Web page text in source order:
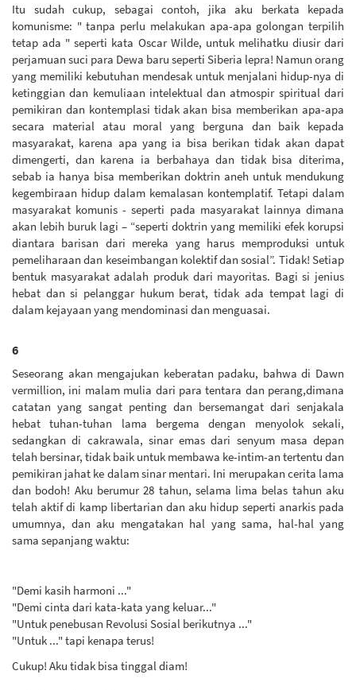
Itu sudah cukup, sebagai contoh, jika aku berkata kepada
komunisme: " tanpa perlu melakukan apa-apa golongan terpilih
tetap ada " seperti kata Oscar Wilde, untuk melihatku diusir dari
perjamuan suci para Dewa baru seperti Siberia lepra! Namun orang
yang memiliki kebutuhan mendesak untuk menjalani hidup-nya di
ketinggian dan kemuliaan intelektual dan atmospir spiritual dari
pemikiran dan kontemplasi tidak akan bisa memberikan apa-apa
secara material atau moral yang berguna dan baik kepada
masyarakat, karena apa yang ia bisa berikan tidak akan dapat
dimengerti, dan karena ia berbahaya dan tidak bisa diterima,
sebab ia hanya bisa memberikan doktrin aneh untuk mendukung
kegembiraan hidup dalam kemalasan kontemplatif. Tetapi dalam
masyarakat komunis - seperti pada masyarakat lainnya dimana
akan lebih buruk lagi – “seperti doktrin yang memiliki efek korupsi
diantara barisan dari mereka yang harus memproduksi untuk
pemeliharaan dan keseimbangan kolektif dan sosial”. Tidak! Setiap
bentuk masyarakat adalah produk dari mayoritas. Bagi si jenius
hebat dan si pelanggar hukum berat, tidak ada tempat lagi di
dalam kejayaan yang mendominasi dan menguasai.
6
Seseorang akan mengajukan keberatan padaku, bahwa di Dawn
vermillion, ini malam mulia dari para tentara dan perang,dimana
catatan yang sangat penting dan bersemangat dari senjakala
hebat tuhan-tuhan lama bergema dengan menyolok sekali,
sedangkan di cakrawala, sinar emas dari senyum masa depan
telah bersinar, tidak baik untuk membawa ke-intim-an tertentu dan
pemikiran jahat ke dalam sinar mentari. Ini merupakan cerita lama
dan bodoh! Aku berumur 28 tahun, selama lima belas tahun aku
telah aktif di kamp libertarian dan aku hidup seperti anarkis pada
umumnya, dan aku mengatakan hal yang sama, hal-hal yang
sama sepanjang waktu:
"Demi kasih harmoni ..."
"Demi cinta dari kata-kata yang keluar..."
"Untuk penebusan Revolusi Sosial berikutnya ..."
"Untuk ..." tapi kenapa terus!
Cukup! Aku tidak bisa tinggal diam!